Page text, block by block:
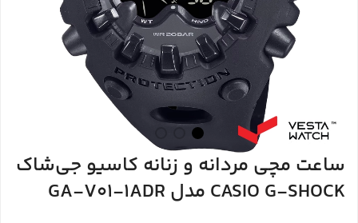
ساعت مچی مردانه و زنانه کاسیو جی‌شاک
CASIO G-SHOCK مدل GA-V01-1ADR